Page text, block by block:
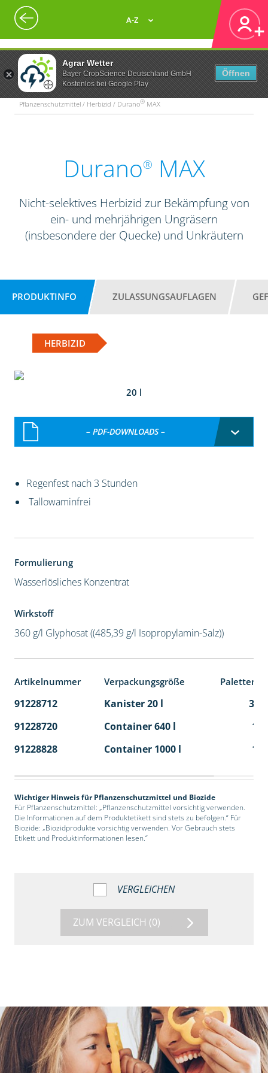
Agrar Wetter
Bayer CropScience Deutschland GmbH
Kostenlos bei Google Play
Öffnen
A-Z
Pflanzenschutzmittel / Herbizid / Durano® MAX
Durano® MAX
Nicht-selektives Herbizid zur Bekämpfung von
ein- und mehrjährigen Ungräsern
(insbesondere der Quecke) und Unkräutern
PRODUKTINFO ZULASSUNGSAUFLAGEN
HERBIZID
20 l
– PDF-DOWNLOADS –
Regenfest nach 3 Stunden
Tallowaminfrei
Formulierung
Wasserlösliches Konzentrat
Wirkstoff
360 g/l Glyphosat ((485,39 g/l Isopropylamin-Salz))
Artikelnummer Verpackungsgröße
91228712 Kanister 20 l
32
91228720
Container 640 l
1
91228828
Container 1000 l 1
Wichtiger Hinweis für Pflanzenschutzmittel und Biozide
Für Pflanzenschutzmittel: „Pflanzenschutzmittel vorsichtig verwenden.
Die Informationen auf dem Produktetikett sind stets zu befolgen.“ Für
Biozide: „Biozidprodukte vorsichtig verwenden. Vor Gebrauch stets
Etikett und Produktinformationen lesen.“
VERGLEICHEN
ZUM VERGLEICH (0)